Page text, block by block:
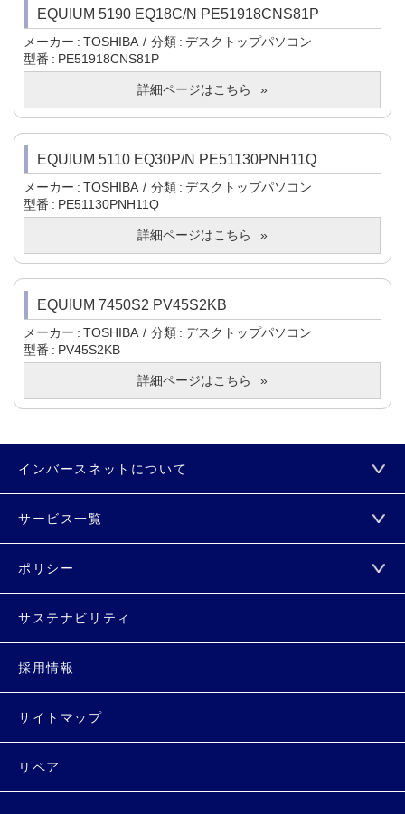
EQUIUM 5190 EQ18C/N PE51918CNS81P
メーカー TOSHIBA 分類
デスクトップパソコン
型番
PE51918CNS81P
詳細ページはこちら
EQUIUM 5110 EQ30P/N PE51130PNH11Q
メーカー TOSHIBA 分類
デスクトップパソコン
型番
PE51130PNH11Q
詳細ページはこちら
EQUIUM 7450S2 PV45S2KB
メーカー TOSHIBA 分類
デスクトップパソコン
型番
PV45S2KB
詳細ページはこちら
インバースネットについて
サービス一覧
ポリシー
サステナビリティ
採用情報
サイトマップ
リペア